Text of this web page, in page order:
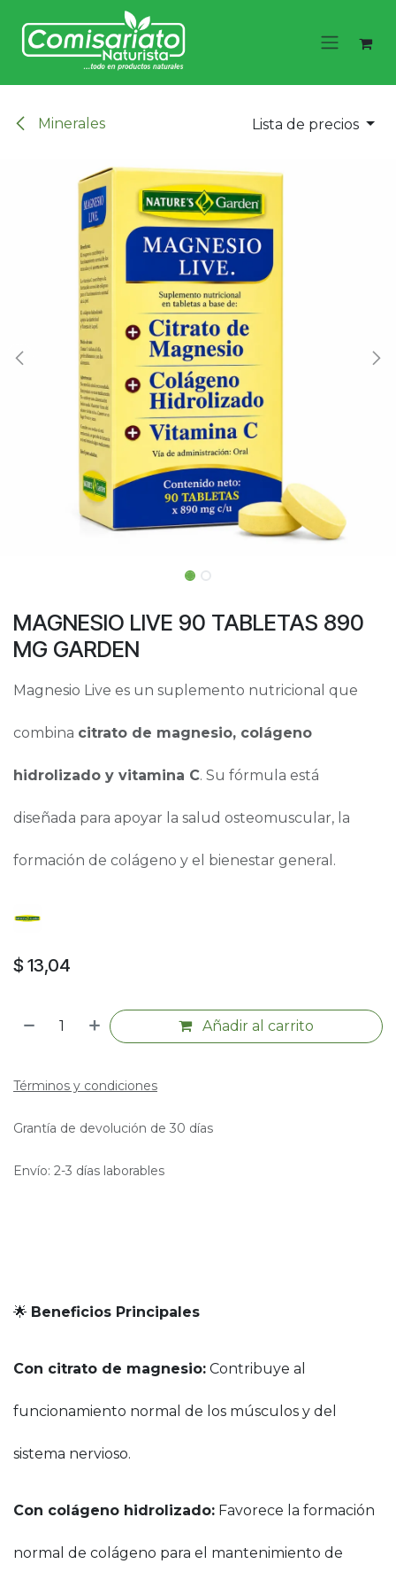
Minerales Lista de precios
MAGNESIO LIVE 90 TABLETAS 890
MG GARDEN
Magnesio Live es un suplemento nutricional que
combina citrato de magnesio, colágeno
hidrolizado y vitamina C. Su fórmula está
diseñada para apoyar la salud osteomuscular, la
formación de colágeno y el bienestar general.
$ 13,04
Añadir al carrito
Términos y condiciones
Grantía de devolución de 30 días
Envío: 2-3 días laborables
🌟 Beneficios Principales
Con citrato de magnesio: Contribuye al
funcionamiento normal de los músculos y del
sistema nervioso.
Con colágeno hidrolizado: Favorece la formación
normal de colágeno para el mantenimiento de